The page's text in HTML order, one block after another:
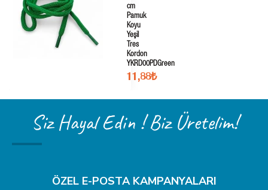
cm
Pamuk
Koyu
Yeşil
Tres
Kordon
YKRD00PDGreen
11,88₺
Siz Hayal Edin ! Biz Üretelim!
ÖZEL E-POSTA KAMPANYALARI